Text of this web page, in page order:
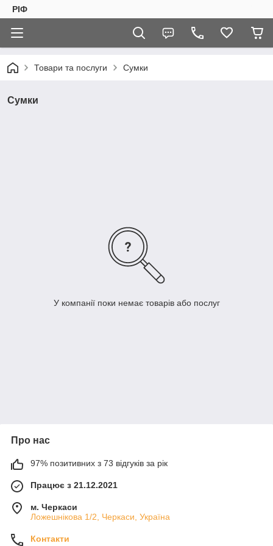
РІФ
Товари та послуги Сумки
Сумки
У компанії поки немає товарів або послуг
Про нас
97% позитивних з 73 відгуків за рік
Працює з 21.12.2021
м. Черкаси
Ложешнікова 1/2, Черкаси, Україна
Контакти